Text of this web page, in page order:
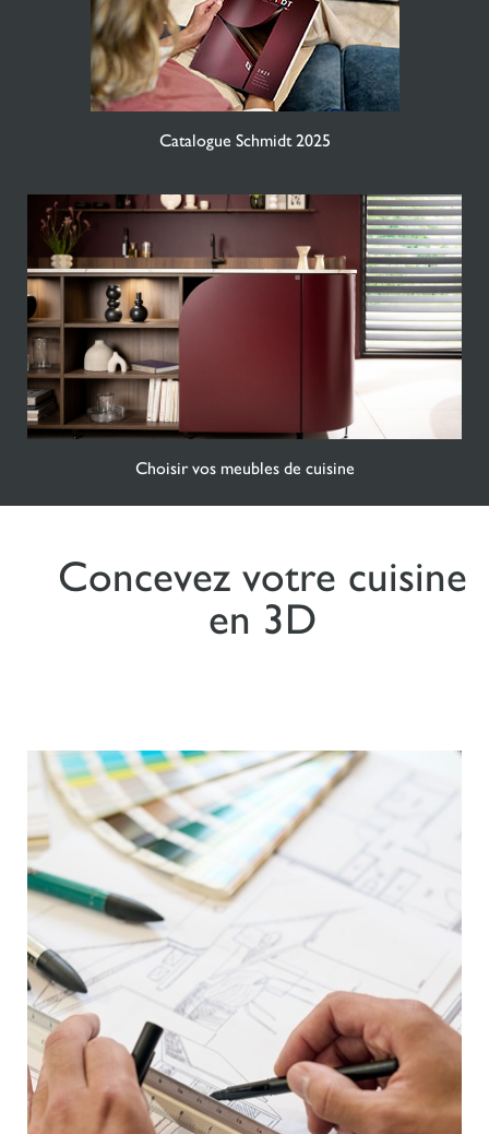
Catalogue Schmidt 2025
Choisir vos meubles de cuisine
Concevez votre cuisine
en 3D